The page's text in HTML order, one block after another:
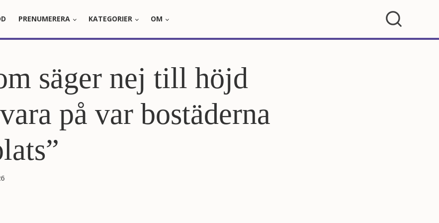
PRENUMERERA KATEGORIER OM
säger nej till höjd
på var bostäderna